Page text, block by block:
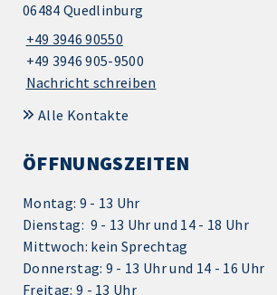
06484 Quedlinburg
+49 3946 90550
+49 3946 905-9500
Nachricht schreiben
Alle Kontakte
ÖFFNUNGSZEITEN
Montag: 9 - 13 Uhr
Dienstag: 9 - 13 Uhr und 14 - 18 Uhr
Mittwoch: kein Sprechtag
Donnerstag: 9 - 13 Uhr und 14 - 16 Uhr
Freitag: 9 - 13 Uhr